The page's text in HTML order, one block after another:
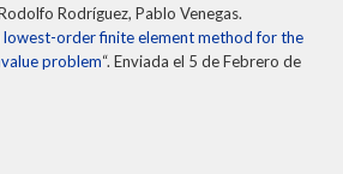
Rodríguez, Pablo Venegas.
lowest-order finite element method for the
problem“. Enviada el 5 de Febrero de